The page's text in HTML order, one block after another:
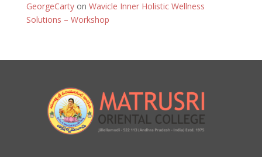
GeorgeCartyon Wavicle Inner Holistic Wellness
Solutions – Workshop